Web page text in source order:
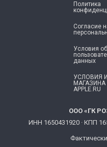
Политика
Согласие
Условия
данных
УСЛОВИЯ
МАГАЗИНА
APPLE.RU
ООО «ГК
ИНН 1650431920 · КПП